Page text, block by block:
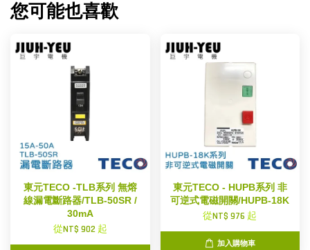
您可能也喜歡
東元TECO -TLB系列 無熔
線漏電斷路器/TLB-50SR /
30mA
從NT$ 902 起
東元TECO - HUPB系列 非
可逆式電磁開關/HUPB-18K
從NT$ 976 起
加入購物車